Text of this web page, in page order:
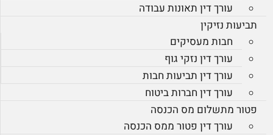
עורך דין תאונות עבודה
תביעות נזיקין
חבות מעסיקים
עורך דין נזקי גוף
עורך דין תביעות חבות
עורך דין חברות ביטוח
פטור מתשלום מס הכנסה
עורך דין פטור ממס הכנסה